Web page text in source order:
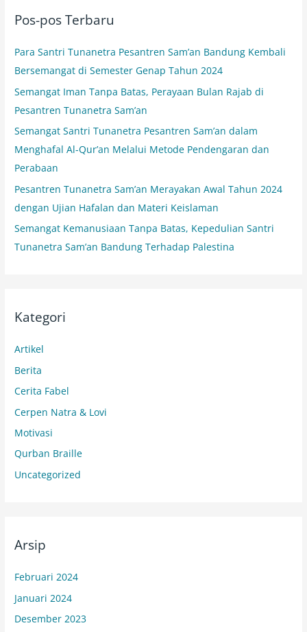
u
t
u
k
:
Pos-pos Terbaru
Para Santri Tunanetra Pesantren Sam’an Bandung Kembali
Bersemangat di Semester Genap Tahun 2024
Semangat Iman Tanpa Batas, Perayaan Bulan Rajab di
Pesantren Tunanetra Sam’an
Semangat Santri Tunanetra Pesantren Sam’an dalam
Menghafal Al-Qur’an Melalui Metode Pendengaran dan
Perabaan
Pesantren Tunanetra Sam’an Merayakan Awal Tahun 2024
dengan Ujian Hafalan dan Materi Keislaman
Semangat Kemanusiaan Tanpa Batas, Kepedulian Santri
Tunanetra Sam’an Bandung Terhadap Palestina
Kategori
Artikel
Berita
Cerita Fabel
Cerpen Natra & Lovi
Motivasi
Qurban Braille
Uncategorized
Arsip
Februari 2024
Januari 2024
Desember 2023